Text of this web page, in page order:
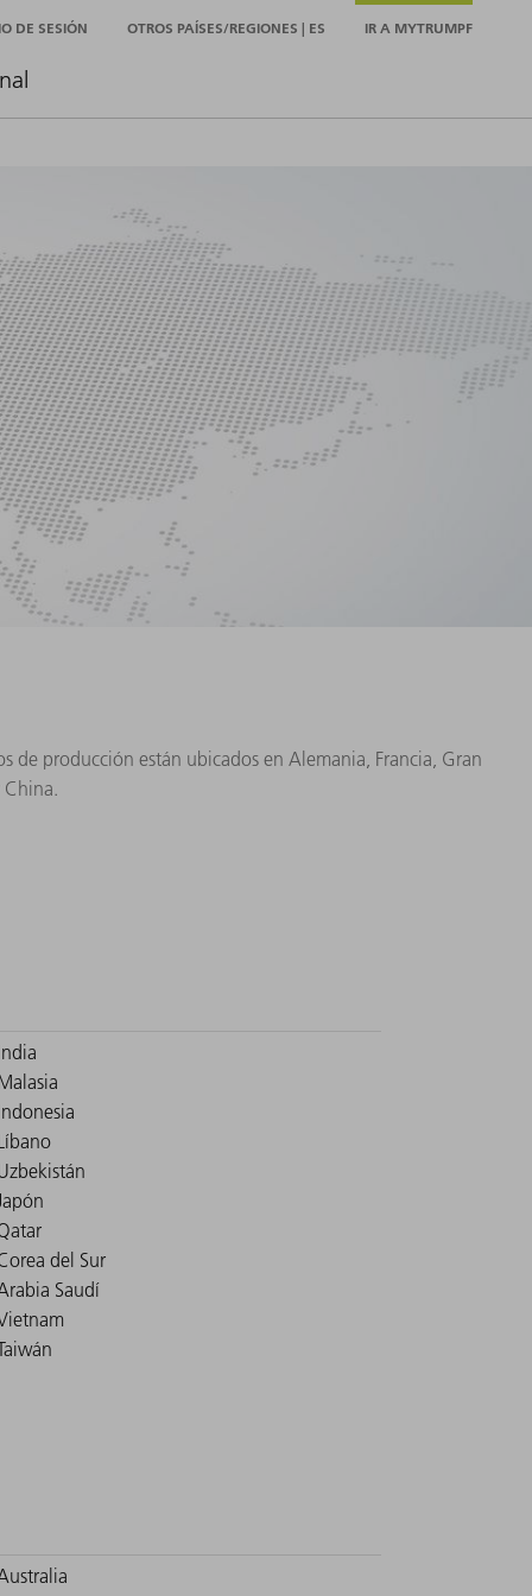
DE SESIÓN OTROS PAÍSES/REGIONES | ES IR A MYTRUMPF
de producción están ubicados en Alemania, Francia, Gran
China.
del Sur
Saudí